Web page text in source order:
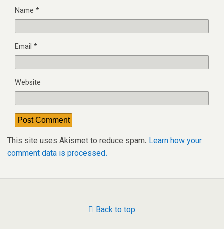
Name *
Email *
Website
This site uses Akismet to reduce spam. Learn how your
comment data is processed.
Back to top